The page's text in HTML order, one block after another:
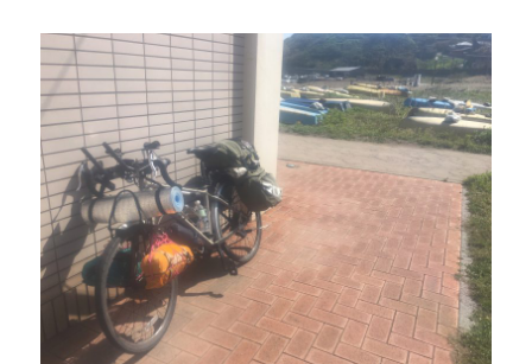
ト
が
切
れ
た
の
で
2006
円
で
前
後
2